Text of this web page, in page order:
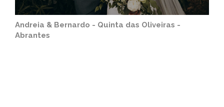
Andreia & Bernardo - Quinta das Oliveiras -
Abrantes